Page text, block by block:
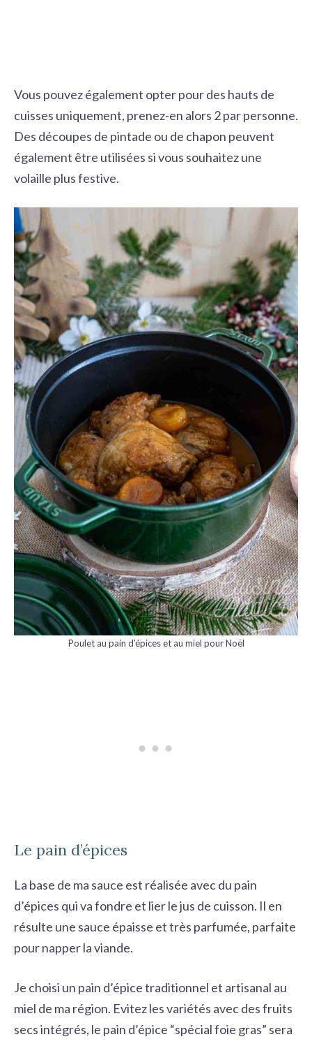
Vous pouvez également opter pour des hauts de
cuisses uniquement, prenez-en alors 2 par personne.
Des découpes de pintade ou de chapon peuvent
également être utilisées si vous souhaitez une
volaille plus festive.
Poulet au pain d’épices et au miel pour Noël
Le pain d’épices
La base de ma sauce est réalisée avec du pain
d’épices qui va fondre et lier le jus de cuisson. Il en
résulte une sauce épaisse et très parfumée, parfaite
pour napper la viande.
Je choisi un pain d’épice traditionnel et artisanal au
miel de ma région. Evitez les variétés avec des fruits
secs intégrés, le pain d’épice “spécial foie gras” sera